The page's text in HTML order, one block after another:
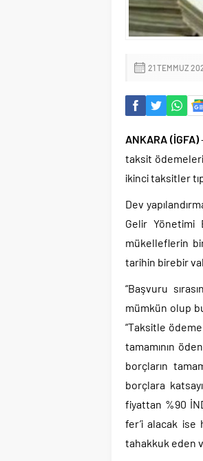
21 TEMMUZ
ANKARA (İGFA)
taksit
ikinci taksitler
Dev
Gelir Yönetimi
mükelleflerin
tarihin birebir
“Başvuru
mümkün olup
“Taksitle
tamamının
borçların
borçlara
fiyattan %90
fer’i alacak ise
tahakkuk eden